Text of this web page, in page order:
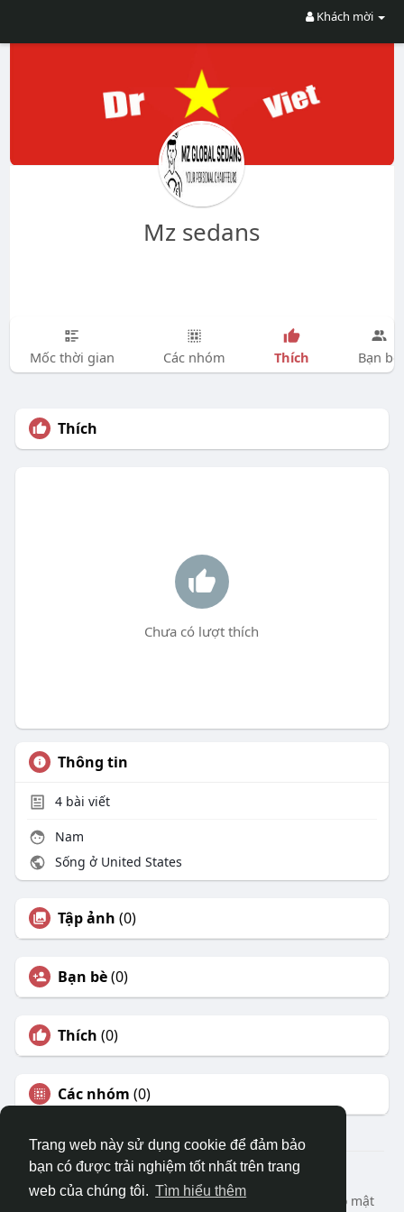
Trang web này sử dụng cookie để đảm bảo
bạn có được trải nghiệm tốt nhất trên trang
web của chúng tôi. Tìm hiểu thêm
Khách mời
Mz sedans
Mốc thời gian Các nhóm Thích Bạn bè
Thích
Chưa có lượt thích
Thông tin
4bài viết
Nam
Sống ở United States
Tập ảnh (0)
Bạn bè(0)
Thích (0)
Các nhóm (0)
© 2026 DRVIET.COM
Nhà
Bao Quát Liên hệ chúng tôi
Chính sách bảo mật